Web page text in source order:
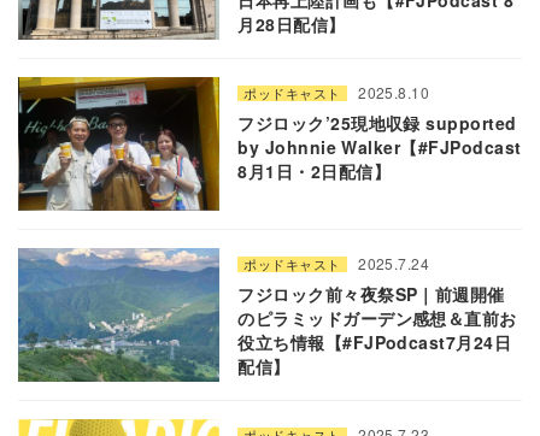
月28日配信】
ポッドキャスト 2025.8.10
フジロック’25現地収録 supported
by Johnnie Walker【#FJPodcast
8月1日・2日配信】
ポッドキャスト 2025.7.24
フジロック前々夜祭SP｜前週開催
のピラミッドガーデン感想＆直前お
役立ち情報【#FJPodcast7月24日
配信】